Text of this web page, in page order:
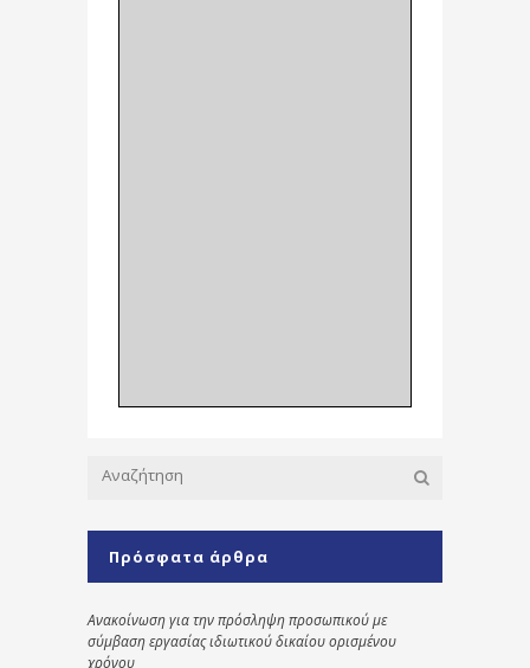
Πρόσφατα άρθρα
Ανακοίνωση για την πρόσληψη προσωπικού με
σύμβαση εργασίας ιδιωτικού δικαίου ορισμένου
χρόνου